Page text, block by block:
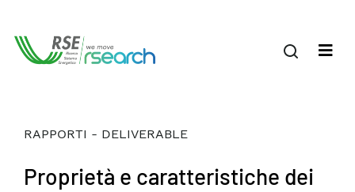
RAPPORTI - DELIVERABLE
Proprietà e caratteristiche dei